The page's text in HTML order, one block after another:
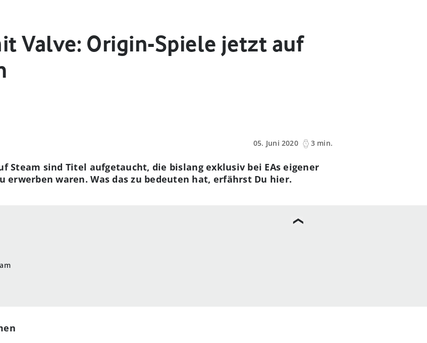
Valve: Origin-Spiele jetzt auf
05. Juni 2020
3 min.
Steam sind Titel aufgetaucht, die bislang exklusiv bei EAs eigener
waren. Was das zu bedeuten hat, erfährst Du hier.